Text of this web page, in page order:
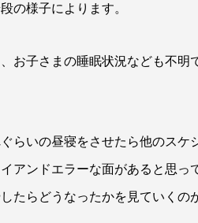
の様子によります。
お子さまの睡眠状況なども不
らいの昼寝をさせたら他のス
アンドエラーな面があると思
たらどうなったかを見ていくの